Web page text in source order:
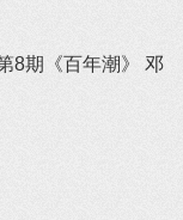
8期《百年潮》 邓